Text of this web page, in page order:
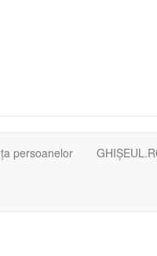
persoanelor